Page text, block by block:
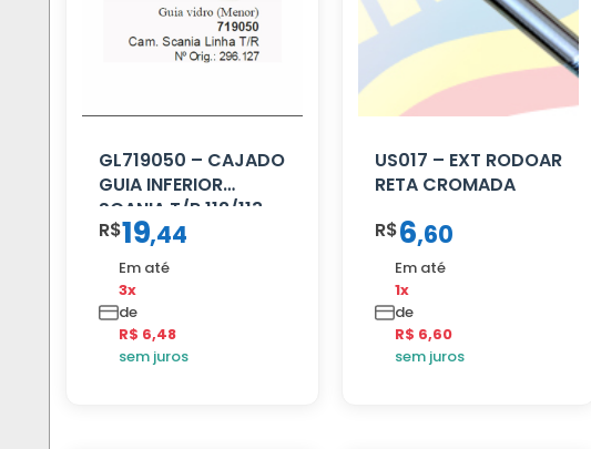
GL719050 – CAJADO
GUIA INFERIOR
SCANIA T/R 112/113
MENOR
R$19,44
Em até
3x
de
R$ 6,48
sem juros
US017 – EXT RODOAR
RETA CROMADA
R$6,60
Em até
1x
de
R$ 6,60
sem juros